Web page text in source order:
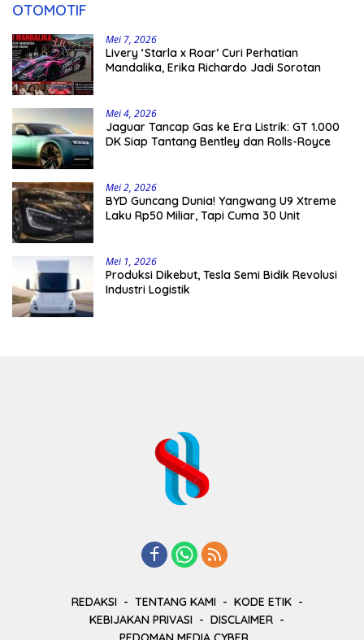
OTOMOTIF
Mei 7, 2026
Livery ‘Starla x Roar’ Curi Perhatian
Mandalika, Erika Richardo Jadi Sorotan
Mei 4, 2026
Jaguar Tancap Gas ke Era Listrik: GT 1.000
DK Siap Tantang Bentley dan Rolls-Royce
Mei 2, 2026
BYD Guncang Dunia! Yangwang U9 Xtreme
Laku Rp50 Miliar, Tapi Cuma 30 Unit
Mei 1, 2026
Produksi Dikebut, Tesla Semi Bidik Revolusi
Industri Logistik
REDAKSI TENTANG KAMI
KODE ETIK
KEBIJAKAN PRIVASI
DISCLAIMER